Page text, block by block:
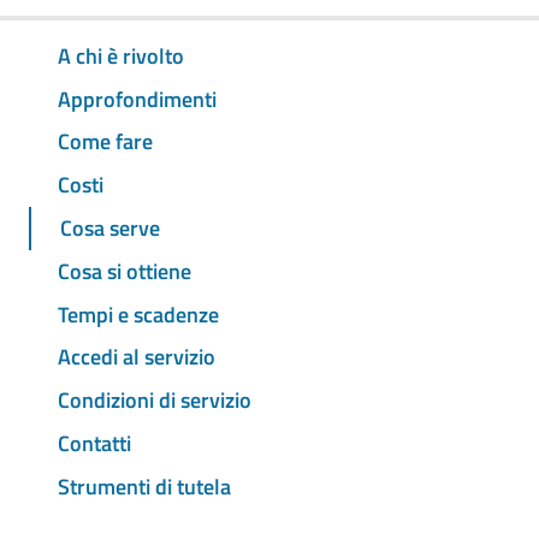
A chi è rivolto
Approfondimenti
Come fare
Costi
Cosa serve
Cosa si ottiene
Tempi e scadenze
Accedi al servizio
Condizioni di servizio
Contatti
Strumenti di tutela